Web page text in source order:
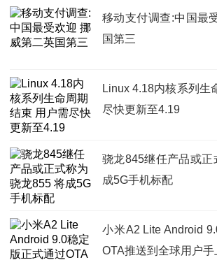
移动支付调查:中国最
国第三
Linux 4.18内核系列生
尽快更新至4.19
骁龙845继任产品或正
成5G手机标配
小米A2 Lite Android
OTA推送到全球用户手